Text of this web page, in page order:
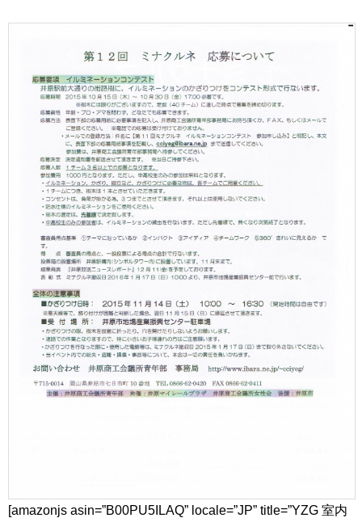
[amazonjs asin=”B00PU5ILAQ” locale=”JP” title=”YZG 室内